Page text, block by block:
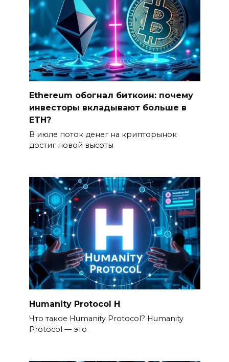
Ethereum обогнал биткоин: почему
инвесторы вкладывают больше в
ETH?
В июле поток денег на крипторынок
достиг новой высоты
Humanity Protocol H
Что такое Humanity Protocol? Humanity
Protocol — это